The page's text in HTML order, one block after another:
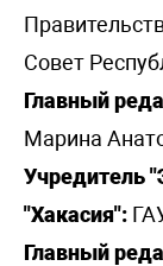
Совет
Главный
Марина
Учредитель
"Хакасия":
Главный